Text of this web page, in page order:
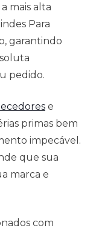
mais alta
Para
garantindo
pedido.
e
primas bem
impecável.
que sua
marca e
com